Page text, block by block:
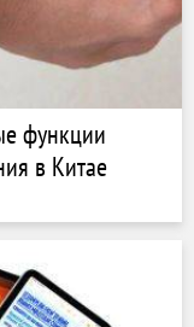
функции
в Китае